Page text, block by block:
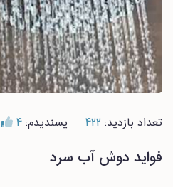
تعداد بازدید: 422 پسندیدم: 4
فواید دوش آب سرد